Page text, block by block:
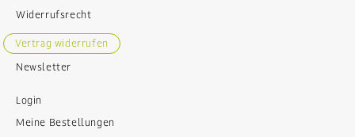
Widerrufsrecht
Vertrag widerrufen
Newsletter
Login
Meine Bestellungen